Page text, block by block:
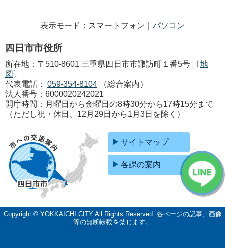
表示モード：スマートフォン｜ パソコン
四日市市役所
所在地：〒510-8601 三重県四日市市諏訪町１番5号 〔地
図 〕
代表電話：
059-354-8104
（総合案内）
法人番号：6000020242021
開庁時間：月曜日から金曜日の8時30分から17時15分まで
（ただし祝・休日、12月29日から1月3日を除く）
サイトマップ
各課の案内
Copyright © YOKKAICHI CITY All Rights Reserved. 各ページの記事、画像
等の無断転載を禁じます。